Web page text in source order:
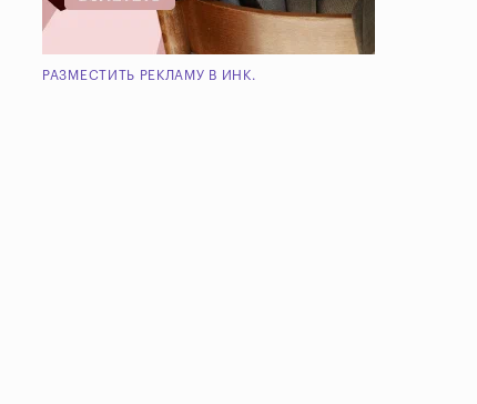
РАЗМЕСТИТЬ РЕКЛАМУ В ИНК.